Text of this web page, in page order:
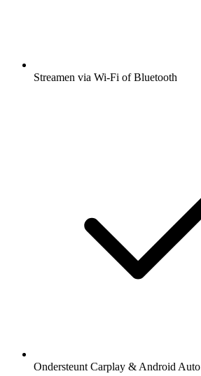
Streamen via Wi-Fi of Bluetooth
Ondersteunt Carplay & Android Auto